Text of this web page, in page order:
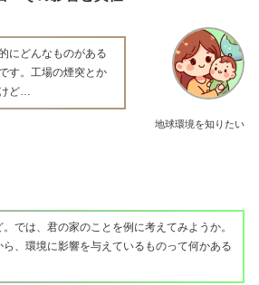
地球環境を知りたい
にどんなものがある
す。工場の煙突とか
ど…
では、君の家のことを例に考えてみようか。
ら、環境に影響を与えているものって何かある